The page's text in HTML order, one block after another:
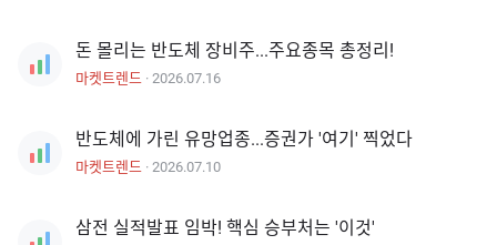
돈 몰리는 반도체 장비주...주요종목 총정리!
마켓트렌드 · 2026.07.16
반도체에 가린 유망업종...증권가 '여기' 찍었다
마켓트렌드 · 2026.07.10
삼전 실적발표 임박! 핵심 승부처는 '이것'